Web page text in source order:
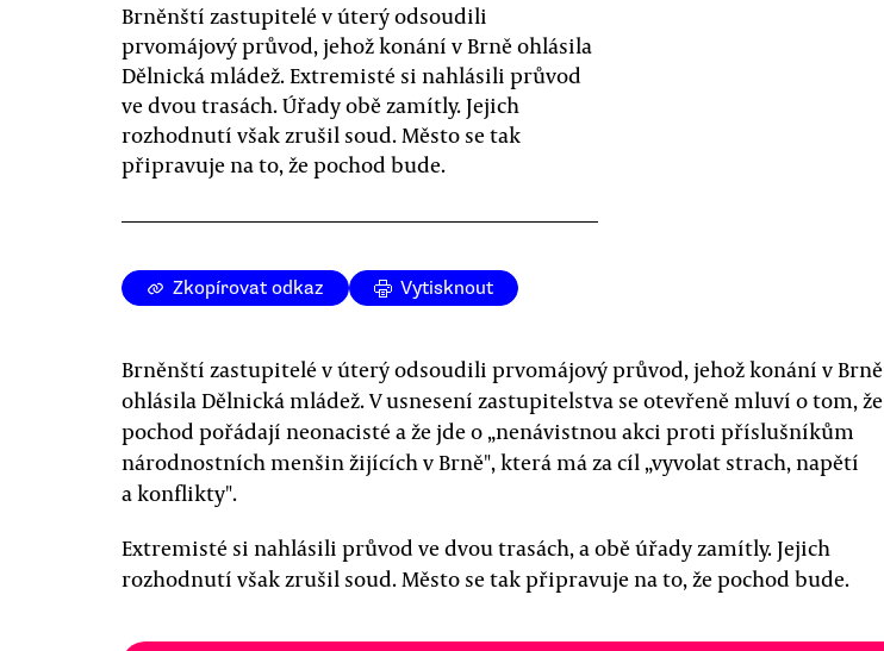
Brněnští zastupitelé v úterý odsoudili
prvomájový průvod, jehož konání v Brně ohlásila
Dělnická mládež. Extremisté si nahlásili průvod
ve dvou trasách. Úřady obě zamítly. Jejich
rozhodnutí však zrušil soud. Město se tak
připravuje na to, že pochod bude.
Zkopírovat odkaz Vytisknout
Brněnští zastupitelé v úterý odsoudili prvomájový průvod, jehož konání v Brně
ohlásila Dělnická mládež. V usnesení zastupitelstva se otevřeně mluví o tom, že
pochod pořádají neonacisté a že jde o „nenávistnou akci proti příslušníkům
národnostních menšin žijících v Brně", která má za cíl „vyvolat strach, napětí
a konflikty".
Extremisté si nahlásili průvod ve dvou trasách, a obě úřady zamítly. Jejich
rozhodnutí však zrušil soud. Město se tak připravuje na to, že pochod bude.